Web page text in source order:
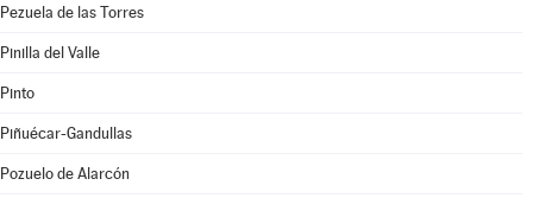
Pezuela de las Torres
Pinilla del Valle
Pinto
Piñuécar-Gandullas
Pozuelo de Alarcón